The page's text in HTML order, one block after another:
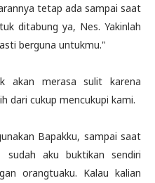
tetap ada sampai saat
ditabung ya, Nes. Yakinlah
berguna untukmu."
akan merasa sulit karena
dari cukup mencukupi kami.
Bapakku, sampai saat
sudah aku buktikan sendiri
orangtuaku. Kalau kalian